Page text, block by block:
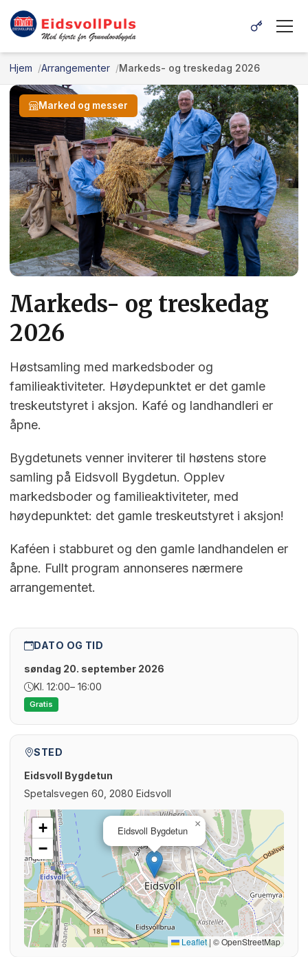
Hjem Arrangementer Markeds- og treskedag 2026
Marked og messer
Markeds- og treskedag
2026
Høstsamling med markedsboder og
familieaktiviteter. Høydepunktet er det gamle
treskeutstyret i aksjon. Kafé og landhandleri er
åpne.
Bygdetunets venner inviterer til høstens store
samling på Eidsvoll Bygdetun. Opplev
markedsboder og familieaktiviteter, med
høydepunktet: det gamle treskeutstyret i aksjon!
Kaféen i stabburet og den gamle landhandelen er
åpne. Fullt program annonseres nærmere
arrangementet.
DATO OG TID
søndag 20. september 2026
Kl. 12:00– 16:00
Gratis
STED
Eidsvoll Bygdetun
Spetalsvegen 60, 2080 Eidsvoll
Eidsvoll Bygdetun
×
+
−
Leaflet | © OpenStreetMap